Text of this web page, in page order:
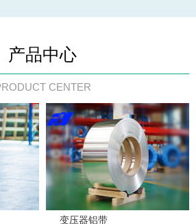
品
产品中心
CENTER
变压器铝带